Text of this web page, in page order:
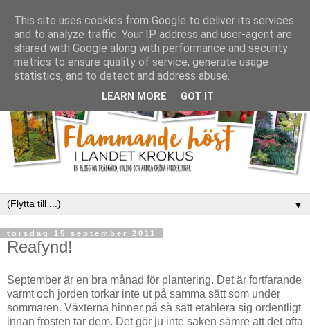
▼
torsdag 15 september 2011
Reafynd!
September är en bra månad för plantering. Det är fortfarande
varmt och jorden torkar inte ut på samma sätt som under
sommaren. Växterna hinner på så sätt etablera sig ordentligt
innan frosten tar dem. Det gör ju inte saken sämre att det ofta
This site uses cookies from Google to deliver its services
and to analyze traffic. Your IP address and user-agent are
shared with Google along with performance and security
metrics to ensure quality of service, generate usage
statistics, and to detect and address abuse.
LEARN MORE GOT IT